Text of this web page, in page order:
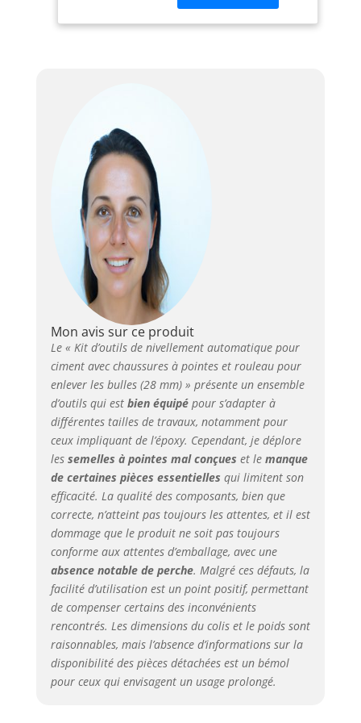
fabriqué en matériau
PE, respectueux de
l'aiguille du rouleau :
28 mm ; support : 5
nettoyer】Les dents
du rouleau sont
intelligemment
utilisées entre la
structure des dents
pour garantir un
ajustement serré entre
les dents,
antidérapant, anti-
rotation, démontage et
nettoyage plus
pratiques. Large
application : ce kit
d'outils de nivellement
de sol a une large
gamme d'utilisation, il
peut être utilisé pour
le ciment auto-nivelant
la construction de
mousse dans la
maison ou l'industrie.
Contenu de
Mon avis sur ce produit
Le « Kit d’outils de nivellement automatique pour
ciment avec chaussures à pointes et rouleau pour
enlever les bulles (28 mm) » présente un ensemble
d’outils qui est bien équipépour s’adapter à
différentes tailles de travaux, notamment pour
ceux impliquant de l’époxy. Cependant, je déplore
les semelles à pointes mal conçues et le manque
de certaines pièces essentielles qui limitent son
efficacité. La qualité des composants, bien que
correcte, n’atteint pas toujours les attentes, et il est
dommage que le produit ne soit pas toujours
conforme aux attentes d’emballage, avec une
absence notable de perche. Malgré ces défauts, la
facilité d’utilisation est un point positif, permettant
de compenser certains des inconvénients
rencontrés. Les dimensions du colis et le poids sont
raisonnables, mais l’absence d’informations sur la
disponibilité des pièces détachées est un bémol
pour ceux qui envisagent un usage prolongé.